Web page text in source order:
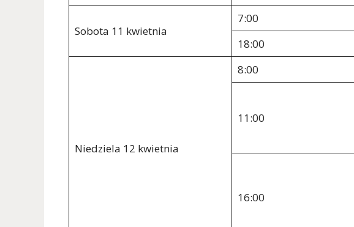
Sobota 11 kwietnia
7:00
18:00
Niedziela 12 kwietnia
8:00
11:00
16:00